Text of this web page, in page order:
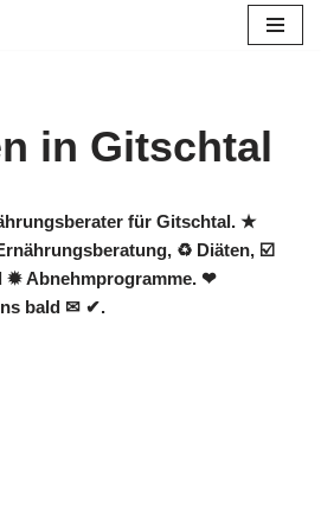
in Gitschtal
für Gitschtal. ★
♻ Diäten, ☑️
✹ Abnehmprogramme. ❤
bald ✉ ✔.